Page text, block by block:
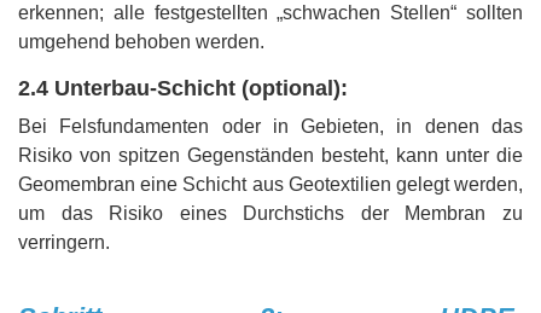
erkennen; alle festgestellten „schwachen Stellen“ sollten
umgehend behoben werden.
2.4 Unterbau-Schicht (optional):
Bei Felsfundamenten oder in Gebieten, in denen das
Risiko von spitzen Gegenständen besteht, kann unter die
Geomembran eine Schicht aus Geotextilien gelegt werden,
um das Risiko eines Durchstichs der Membran zu
verringern.